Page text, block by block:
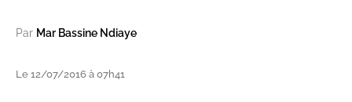
Par Mar Bassine Ndiaye
Le 12/07/2016 à 07h41